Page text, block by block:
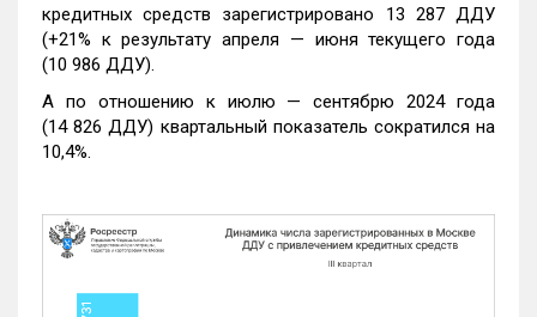
кредитных средств зарегистрировано 13 287 ДДУ
(+21% к результату апреля — июня текущего года
(10 986 ДДУ).
А по отношению к июлю — сентябрю 2024 года
(14 826 ДДУ) квартальный показатель сократился на
10,4%.